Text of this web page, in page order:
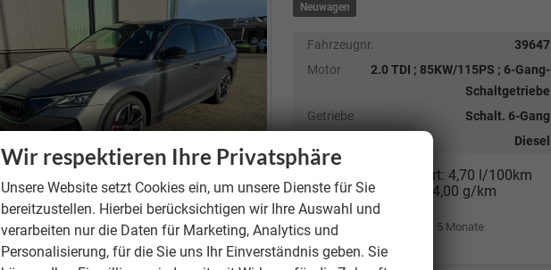
Neuwagen
Fahrzeugnr.
39647
Motor
2.0 TDI ; 85KW/115PS ; 6-Gang-
Schaltgetriebe
Getriebe
Schalt. 6-Gang
Diesel
Verbrauch kombiniert:4,70 l/100km
CO2 -Emissionen:
124,00 g/km
CO2-Klasse: D
unverbindliche Lieferzeit: 4 - 5 Monate
Wir respektieren Ihre Privatsphäre
Unsere Website setzt Cookies ein, um unsere Dienste für Sie
bereitzustellen. Hierbei berücksichtigen wir Ihre Auswahl und
verarbeiten nur die Daten für Marketing, Analytics und
Personalisierung, für die Sie uns Ihr Einverständnis geben. Sie